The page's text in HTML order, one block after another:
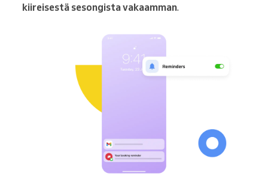
kiireisestä sesongista vakaamman.